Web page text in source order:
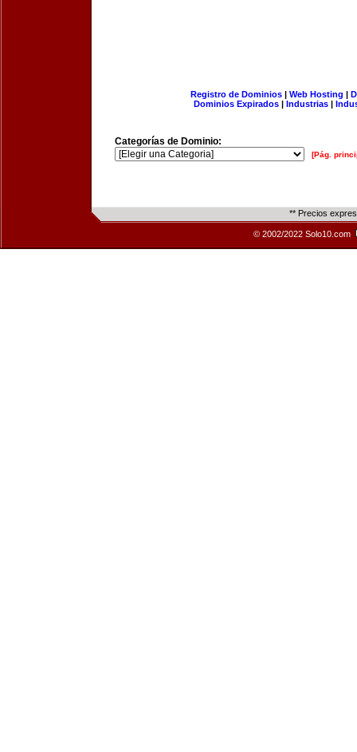
Registro de Dominios| Web Hosting |
Dominios Expirados | Industrias |
Categorías de Dominio:
[Pág.
** Precios
© 2002/2022 Solo10.com